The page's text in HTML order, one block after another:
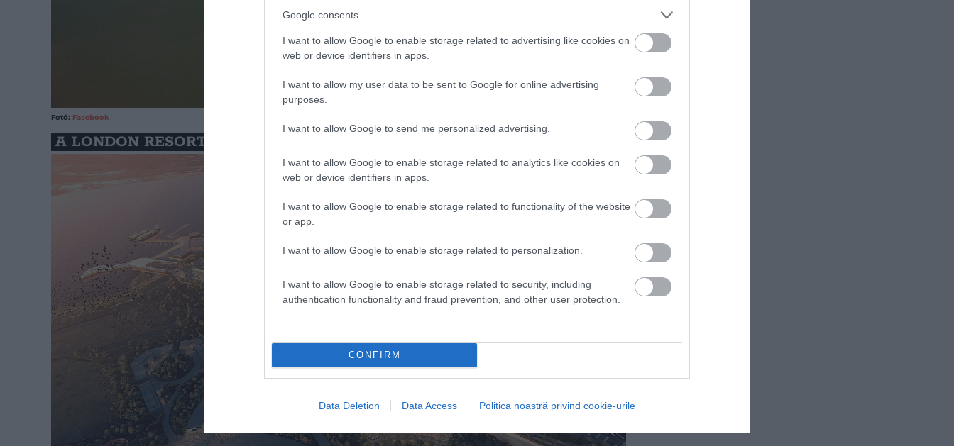
Google consents
I want to allow Google to enable storage related to advertising like cookies on
web or device identifiers in apps.
I want to allow my user data to be sent to Google for online advertising
purposes.
I want to allow Google to send me personalized advertising.
I want to allow Google to enable storage related to analytics like cookies on
web or device identifiers in apps.
I want to allow Google to enable storage related to functionality of the website
or app.
I want to allow Google to enable storage related to personalization.
I want to allow Google to enable storage related to security, including
authentication functionality and fraud prevention, and other user protection.
CONFIRM
Data Deletion Data Access Politica noastră privind cookie-urile
Fotó: Facebook
A LONDON RESORT SZÓRAKOZTATÓ PARK LÁTVÁNYTERVEI: